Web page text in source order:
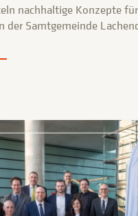
nachhaltige Konzepte für
der Samtgemeinde